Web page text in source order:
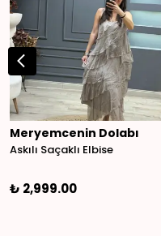
Meryemcenin Dolabı
Askılı Saçaklı Elbise
₺ 2,999.00